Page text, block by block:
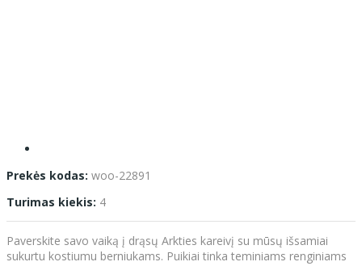
Prekės kodas: woo-22891
Turimas kiekis: 4
Paverskite savo vaiką į drąsų Arkties kareivį su mūsų išsamiai
sukurtu kostiumu berniukams. Puikiai tinka teminiams renginiams